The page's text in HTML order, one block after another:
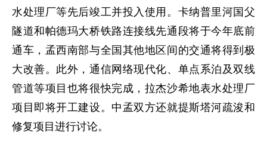
水处理厂等先后竣工并投入使用。卡纳普里河国父
隧道和帕德玛大桥铁路连接线先通段将于今年底前
通车，孟西南部与全国其他地区间的交通将得到极
大改善。此外，通信网络现代化、单点系泊及双线
管道等项目也将很快完成，拉杰沙希地表水处理厂
项目即将开工建设。中孟双方还就提斯塔河疏浚和
修复项目进行讨论。